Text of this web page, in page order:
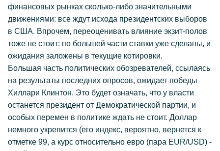
финансовых рынках сколько-либо значительными
движениями: все ждут исхода президентских выборов
в США. Впрочем, переоценивать влияние экзит-полов
тоже не стоит: по большей части ставки уже сделаны, и
ожидания заложены в текущие котировки.
Большая часть политических обозревателей, ссылаясь
на результаты последних опросов, ожидает победы
Хиллари Клинтон. Это будет означать, что у власти
останется президент от Демократической партии, и
особых перемен в политике ждать не стоит. Доллар
немного укрепится (его индекс, вероятно, вернется к
отметке 99, а курс относительно евро (пара EUR/USD) -